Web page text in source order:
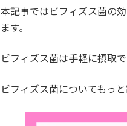
本記事ではビフィズス菌の
ます。
ビフィズス菌は手軽に摂取
ビフィズス菌についてもっ